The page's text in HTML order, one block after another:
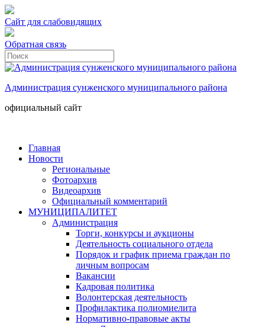
Сайт для слабовидящих
Обратная связь
Администрация сунженского муниципального района
официальный сайт
Главная
Новости
Региональные
Фотоархив
Видеоархив
Официальный комментарий
МУНИЦИПАЛИТЕТ
Администрация
Торги, конкурсы и аукционы
Деятельность социального отдела
Порядок и график приема граждан по
личным вопросам
Вакансии
Кадровая политика
Волонтерская деятельность
Профилактика полиомиелита
Нормативно-правовые акты